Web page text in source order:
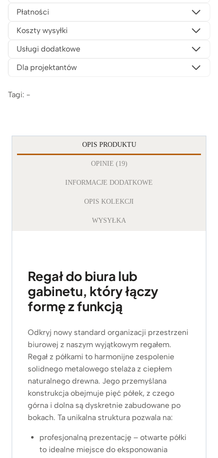
Płatności
Koszty wysyłki
Usługi dodatkowe
Dla projektantów
Tagi: -
OPIS PRODUKTU
OPINIE (19)
INFORMACJE DODATKOWE
OPIS KOLEKCJI
WYSYŁKA
Regał do biura lub
gabinetu, który łączy
formę z funkcją
Odkryj nowy standard organizacji przestrzeni
biurowej z naszym wyjątkowym regałem.
Regał z półkami to harmonijne zespolenie
solidnego metalowego stelaża z ciepłem
naturalnego drewna. Jego przemyślana
konstrukcja obejmuje pięć półek, z czego
górna i dolna są dyskretnie zabudowane po
bokach. Ta unikalna struktura pozwala na:
profesjonalną prezentację – otwarte półki
to idealne miejsce do eksponowania